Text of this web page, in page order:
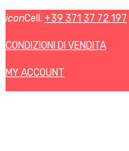
iconCell. +39 371 37 72 197
CONDIZIONI DI VENDITA
MY ACCOUNT